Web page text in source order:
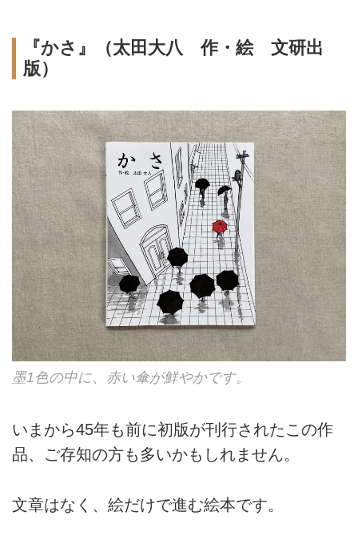
『かさ』（太田大八 作・絵 文研出
版）
墨1色の中に、赤い傘が鮮やかです。
いまから45年も前に初版が刊行されたこの作
品、ご存知の方も多いかもしれません。
文章はなく、絵だけで進む絵本です。